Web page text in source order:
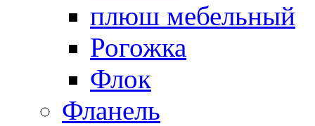
плюш мебельный
Рогожка
Флок
Фланель